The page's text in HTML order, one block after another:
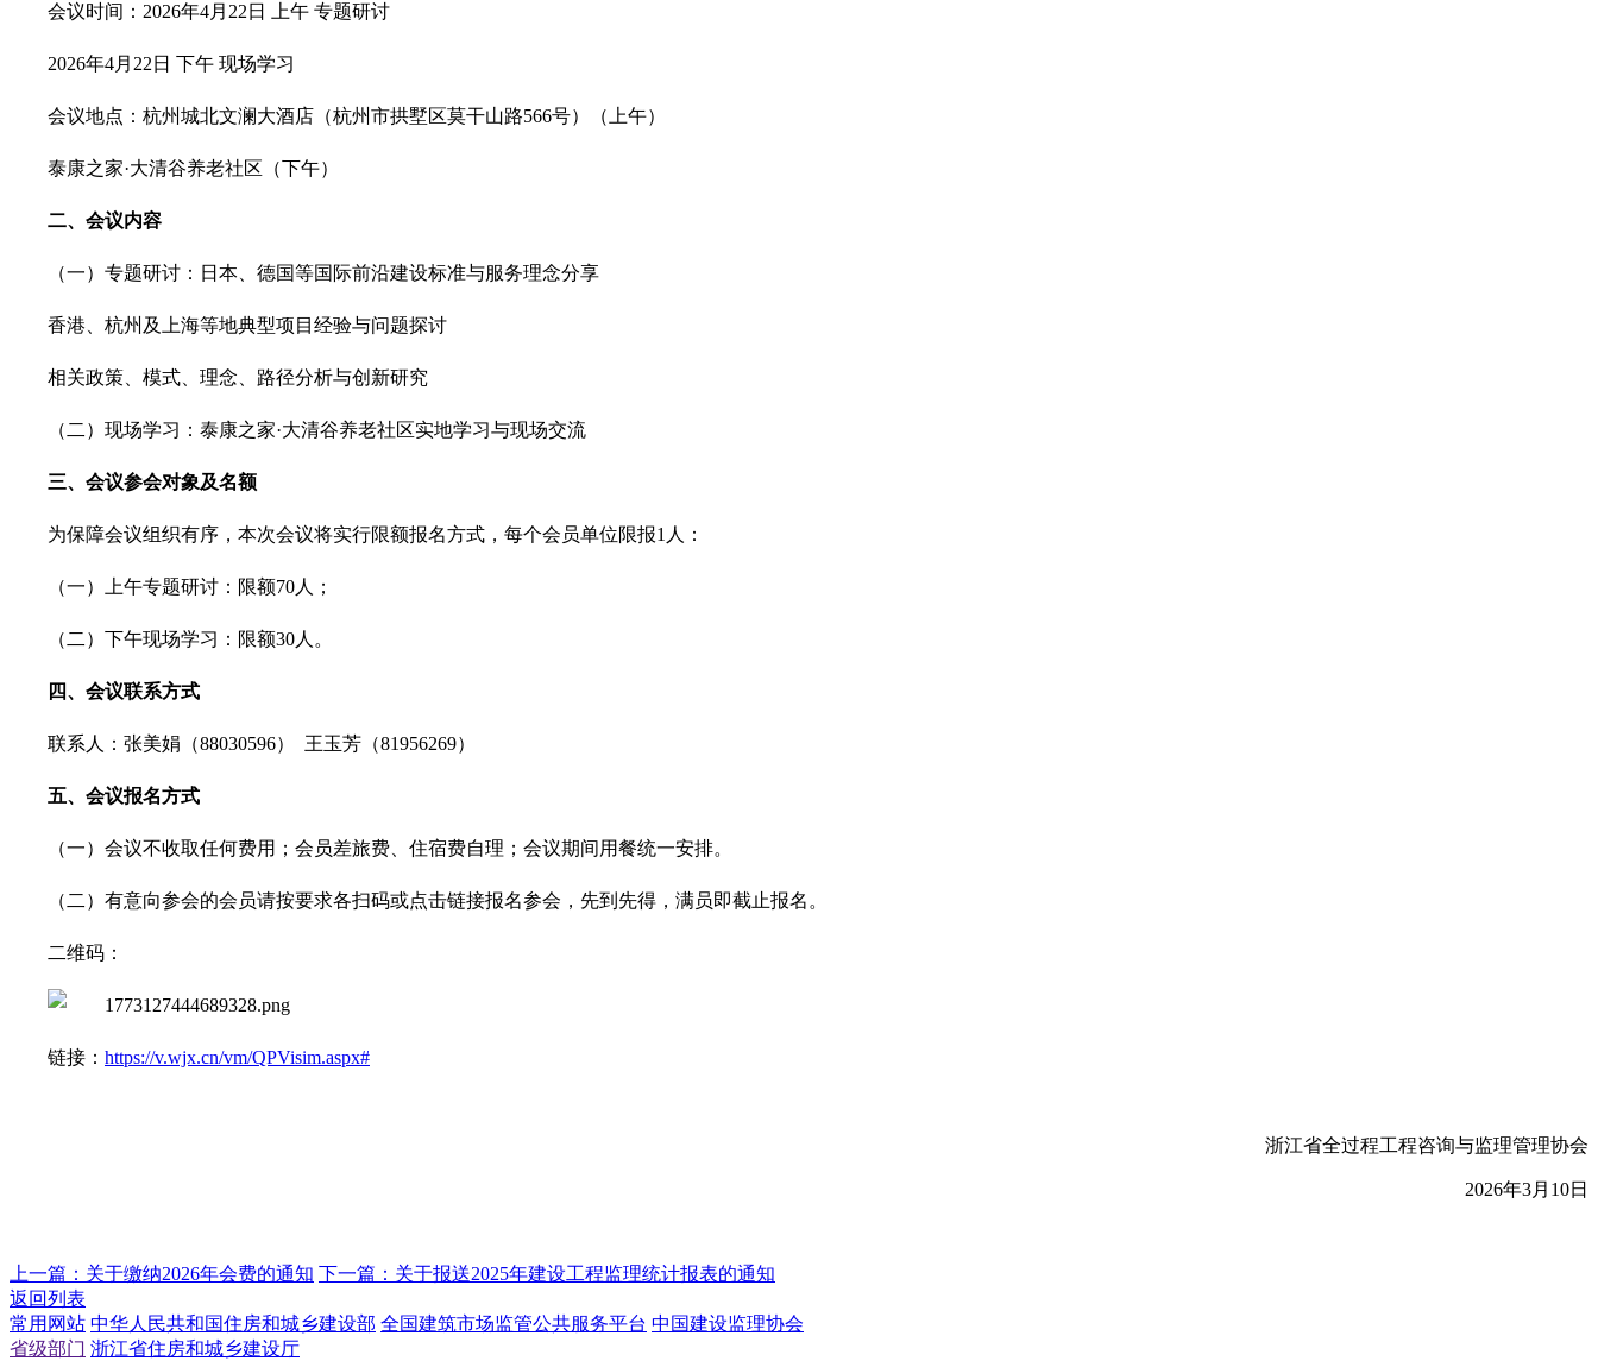
会议时间：2026年4月22日 上午 专题研讨
2026年4月22日 下午 现场学习
会议地点：杭州城北文澜大酒店（杭州市拱墅区莫干山路566号）（上午）
泰康之家·大清谷养老社区（下午）
二、会议内容
（一）专题研讨：日本、德国等国际前沿建设标准与服务理念分享
香港、杭州及上海等地典型项目经验与问题探讨
相关政策、模式、理念、路径分析与创新研究
（二）现场学习：泰康之家·大清谷养老社区实地学习与现场交流
三、会议参会对象及名额
为保障会议组织有序，本次会议将实行限额报名方式，每个会员单位限报1人：
（一）上午专题研讨：限额70人；
（二）下午现场学习：限额30人。
四、会议联系方式
联系人：张美娟（88030596） 王玉芳（81956269）
五、会议报名方式
（一）会议不收取任何费用；会员差旅费、住宿费自理；会议期间用餐统一安排。
（二）有意向参会的会员请按要求各扫码或点击链接报名参会，先到先得，满员即截止报名。
二维码：
链接： https://v.wjx.cn/vm/QPVisim.aspx#
浙江省全过程工程咨询与监理管理协会
2026年3月10日
上一篇： 关于缴纳2026年会费的通知 下一篇： 关于报送2025年建设工程监理统计报表的通知
返回列表
常用网站 中华人民共和国住房和城乡建设部 全国建筑市场监管公共服务平台 中国建设监理协会
省级部门 浙江省住房和城乡建设厅